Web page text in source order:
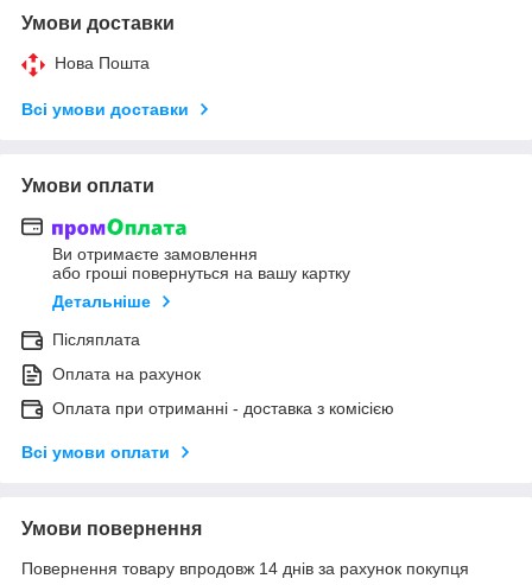
Умови доставки
Нова Пошта
Всі умови доставки
Умови оплати
Ви отримаєте замовлення
або гроші повернуться на вашу картку
Детальніше
Післяплата
Оплата на рахунок
Оплата при отриманні - доставка з комісією
Всі умови оплати
Умови повернення
Повернення товару впродовж 14 днів за рахунок покупця